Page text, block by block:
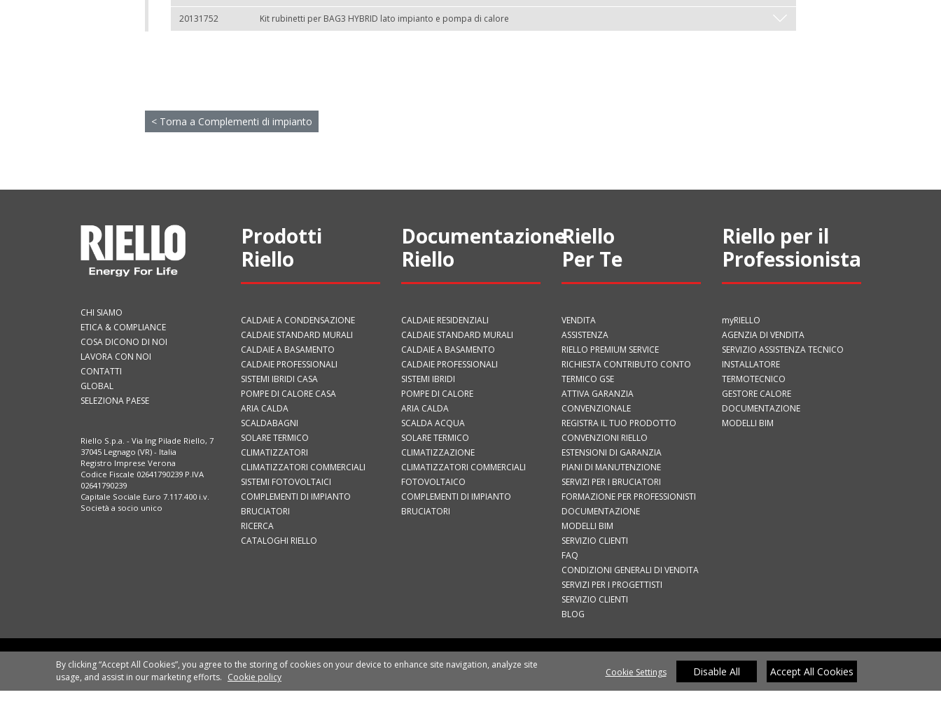
20131752 Kit rubinetti per BAG3 HYBRID lato impianto e pompa di calore
< Torna a Complementi di impianto
CHI SIAMO
ETICA & COMPLIANCE
COSA DICONO DI NOI
LAVORA CON NOI
CONTATTI
GLOBAL
SELEZIONA PAESE
Riello S.p.a. - Via Ing Pilade Riello, 7
37045 Legnago (VR) - Italia
Registro Imprese Verona
Codice Fiscale 02641790239 P.IVA
02641790239
Capitale Sociale Euro 7.117.400 i.v.
Società a socio unico
Prodotti
Riello
CALDAIE A CONDENSAZIONE
CALDAIE STANDARD MURALI
CALDAIE A BASAMENTO
CALDAIE PROFESSIONALI
SISTEMI IBRIDI CASA
POMPE DI CALORE CASA
ARIA CALDA
SCALDABAGNI
SOLARE TERMICO
CLIMATIZZATORI
CLIMATIZZATORI COMMERCIALI
SISTEMI FOTOVOLTAICI
COMPLEMENTI DI IMPIANTO
BRUCIATORI
RICERCA
CATALOGHI RIELLO
Documentazione
Riello
CALDAIE RESIDENZIALI
CALDAIE STANDARD MURALI
CALDAIE A BASAMENTO
CALDAIE PROFESSIONALI
SISTEMI IBRIDI
POMPE DI CALORE
ARIA CALDA
SCALDA ACQUA
SOLARE TERMICO
CLIMATIZZAZIONE
CLIMATIZZATORI COMMERCIALI
FOTOVOLTAICO
COMPLEMENTI DI IMPIANTO
BRUCIATORI
Riello
Per Te
VENDITA
ASSISTENZA
RIELLO PREMIUM SERVICE
RICHIESTA CONTRIBUTO CONTO
TERMICO GSE
ATTIVA GARANZIA
CONVENZIONALE
REGISTRA IL TUO PRODOTTO
CONVENZIONI RIELLO
ESTENSIONI DI GARANZIA
PIANI DI MANUTENZIONE
SERVIZI PER I BRUCIATORI
FORMAZIONE PER PROFESSIONISTI
DOCUMENTAZIONE
MODELLI BIM
SERVIZIO CLIENTI
FAQ
CONDIZIONI GENERALI DI VENDITA
SERVIZI PER I PROGETTISTI
SERVIZIO CLIENTI
BLOG
Riello per il
Professionista
myRIELLO
AGENZIA DI VENDITA
SERVIZIO ASSISTENZA TECNICO
INSTALLATORE
TERMOTECNICO
GESTORE CALORE
DOCUMENTAZIONE
MODELLI BIM
RIELLO S.P.A.
SOCIETÀ SOGGETTA ALLA DIREZIONE E
AL COORDINAMENTO DI ARISTON
HOLDING NV
COMUNICATI STAMPA EU DATA ACT INFORMATIVA GENERALE SULLA PRIVACY PRIVACY POLICY COOKIE POLICY WHISTLEBLOWING
COOKIE
PREFERENCES
SEGUICI SU:
By clicking “Accept All Cookies”, you agree to the storing of cookies on your device to enhance site navigation, analyze site
usage, and assist in our marketing efforts. Cookie policy Cookie Settings Disable All Accept All Cookies